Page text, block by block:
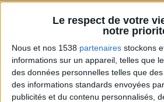
Le respect de votre
notre
Nous et nos 1538 partenaires stockons
informations sur un appareil, telles que
des données personnelles telles que
des informations standards envoyées
publicités et du contenu personnalisés,
JE